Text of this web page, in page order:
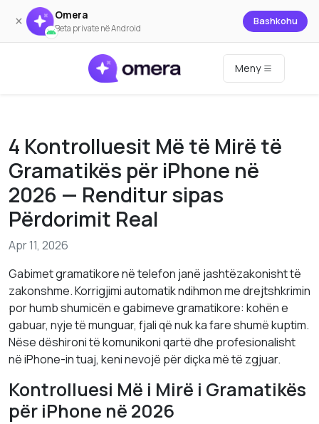
× Omera
Beta private në Android
Bashkohu
Meny
4 Kontrolluesit Më të Mirë të
Gramatikës për iPhone në
2026 — Renditur sipas
Përdorimit Real
Apr 11, 2026
Gabimet gramatikore në telefon janë jashtëzakonisht të
zakonshme. Korrigjimi automatik ndihmon me drejtshkrimin
por humb shumicën e gabimeve gramatikore: kohën e
gabuar, nyje të munguar, fjali që nuk ka fare shumë kuptim.
Nëse dëshironi të komunikoni qartë dhe profesionalisht
në iPhone-in tuaj, keni nevojë për diçka më të zgjuar.
Kontrolluesi Më i Mirë i Gramatikës
për iPhone në 2026